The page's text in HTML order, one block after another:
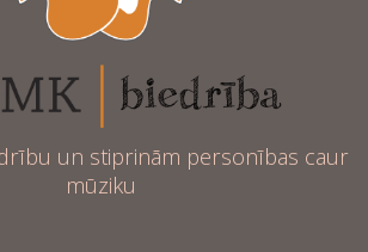
un stiprinām personības caur
mūziku